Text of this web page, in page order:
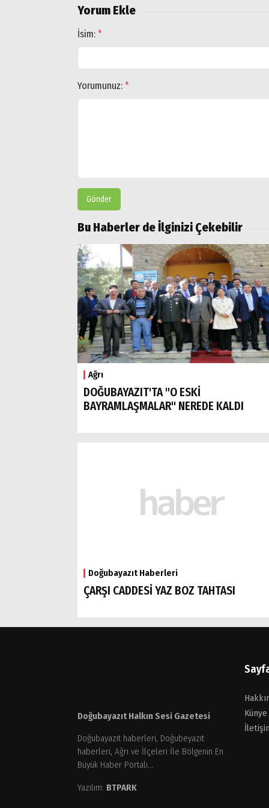
Yorum Ekle
İsim: *
Yorumunuz: *
Gönder
Bu Haberler de İlginizi Çekebilir
Ağrı
DOĞUBAYAZIT'TA "O ESKİ
BAYRAMLAŞMALAR" NEREDE KALDI
Doğubayazıt Haberleri
ÇARŞI CADDESİ YAZ BOZ TAHTASI
Doğubayazıt Halkın Sesi Gazetesi
Doğubayazıt haberleri, Doğubeyazıt
haberleri, Ağrı ve İlçeleri İle Bölgenin En
Büyük Haber Portalı...
Yazılım: BTPARK
Künye